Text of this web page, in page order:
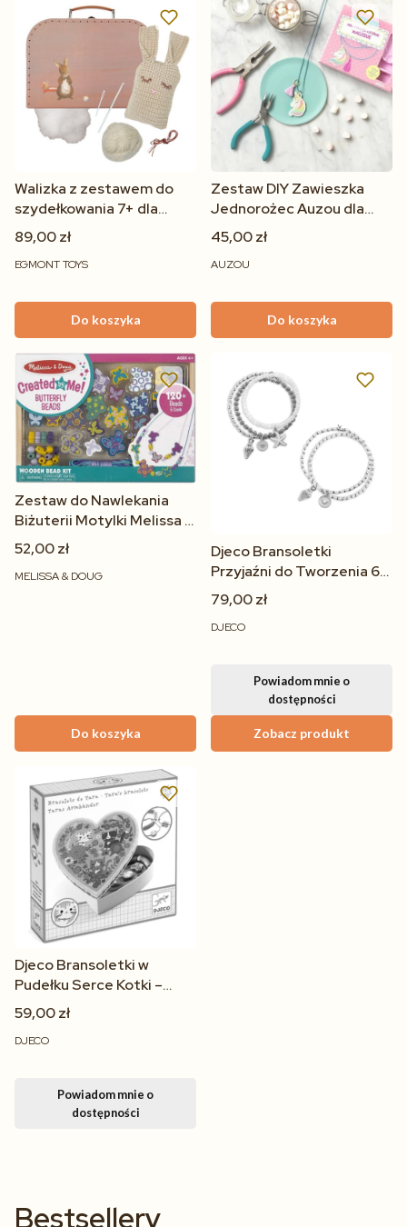
Walizka z zestawem do
szydełkowania 7+ dla
dzieci | Egmont Toys
89,00 zł
EGMONT TOYS
Do koszyka
Zestaw DIY Zawieszka
Jednorożec Auzou dla
dzieci 7+ | Kreatywna
biżuteria
45,00 zł
AUZOU
Do koszyka
Zestaw do Nawlekania
Biżuterii Motylki Melissa &
Doug – Koraliki dla Dzieci
4+
52,00 zł
MELISSA & DOUG
Do koszyka
Djeco Bransoletki
Przyjaźni do Tworzenia 6+
| Zestaw Kreatywny
79,00 zł
DJECO
Zobacz produkt
Powiadom mnie o
dostępności
Djeco Bransoletki w
Pudełku Serce Kotki –
Zestaw Biżuterii dla
Dzieci od 4 lat
59,00 zł
DJECO
Powiadom mnie o
dostępności
Bestsellery